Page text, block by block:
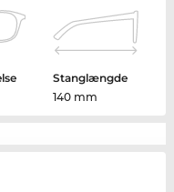
Stanglængde
140 mm